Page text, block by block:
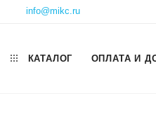
info@mikc.ru
КАТАЛОГ ОПЛАТА И